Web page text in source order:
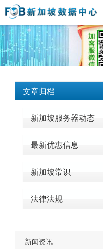
文章归档
新加坡服务器动态
最新优惠信息
新加坡常识
法律法规
新闻资讯